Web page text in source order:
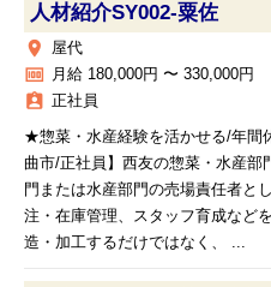
人材紹介SY002‐粟佐
place 屋代
money 月給 180,000円 〜 330,000円
assignment_ind 正社員
★惣菜・水産経験を活かせる/年間
曲市/正社員】西友の惣菜・水産
門または水産部門の売場責任者と
注・在庫管理、スタッフ育成など
造・加工するだけではなく、 ...